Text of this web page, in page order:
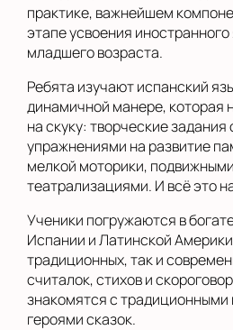
практике, важнейшем
этапе усвоения
младшего возраста.
Ребята изучают испанский
динамичной манере, которая
на скуку: творческие
упражнениями на развитие
мелкой моторики,
театрализациями. И всё это
Ученики погружаются в
Испании и Латинской
традиционных, так и
считалок, стихов и
знакомятся с традиционными
героями сказок.